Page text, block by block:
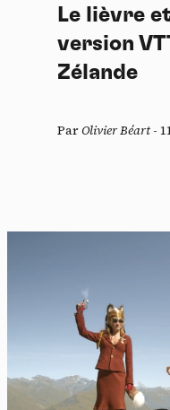
Le lièvre
version
Zélande
ParOlivier Béart-